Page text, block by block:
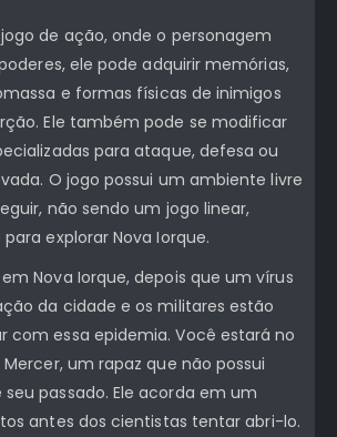
de ação, onde o personagem
ele pode adquirir memórias,
e formas físicas de inimigos
Ele também pode se modificar
para ataque, defesa ou
O jogo possui um ambiente livre
não sendo um jogo linear,
explorar Nova Iorque.
Nova Iorque, depois que um vírus
da cidade e os militares estão
com essa epidemia. Você estará no
um rapaz que não possui
passado. Ele acorda em um
antes dos cientistas tentar abri-lo.